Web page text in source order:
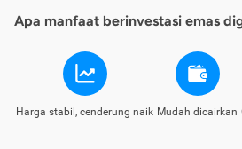
Apa manfaat berinvestasi emas
Harga stabil, cenderung naik Mudah dicairkan